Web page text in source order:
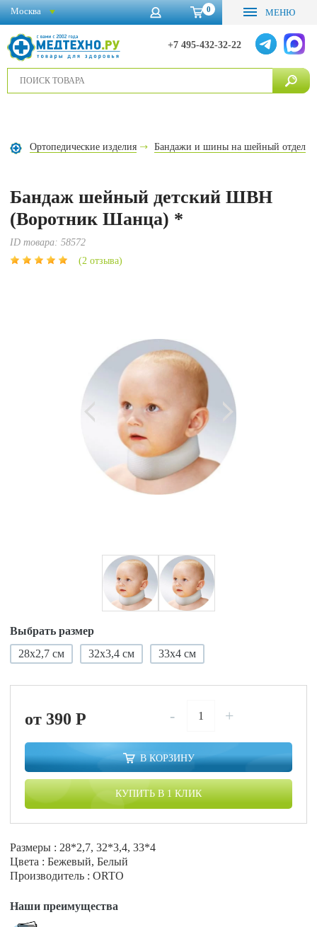
0 МЕНЮ
+7 495-432-32-22
Москва
Ортопедические изделия Бандажи и шины на шейный отдел
Бандаж шейный детский ШВН
(Воротник Шанца) *
ID товара:58572
(2 отзыва)
Выбрать размер
28х2,7 см
33х4 см
32х3,4 см
от 390P - +
В КОРЗИНУ
КУПИТЬ В 1 КЛИК
Размеры : 28*2,7, 32*3,4, 33*4
Цвета : Бежевый, Белый
Производитель : ORTO
Наши преимущества